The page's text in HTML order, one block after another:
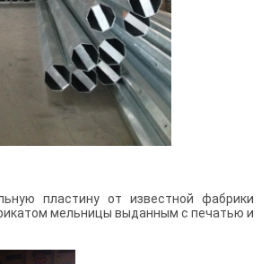
пластину от известной фабрики
мельницы выданным с печатью и